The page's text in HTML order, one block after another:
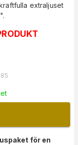
extraljuset
för en